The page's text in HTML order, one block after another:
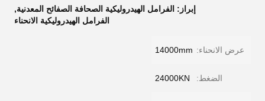
إبراز: الفرامل الهيدروليكية الصحافة الصفائح المعدنية,
الفرامل الهيدروليكية الانحناء
عرض الانحناء: 14000mm
الضغط: 24000KN